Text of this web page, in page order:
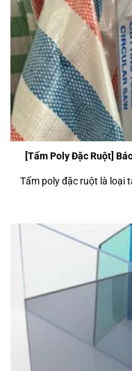
[Tấm Poly Đặc Ruột]
Tấm poly đặc ruột là loại